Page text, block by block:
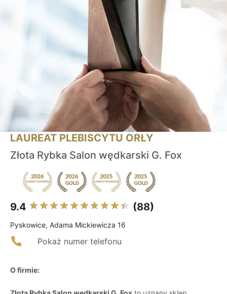
LAUREAT PLEBISCYTU ORŁY
Złota Rybka Salon wędkarski G. Fox
9.4 (88)
Pyskowice, Adama Mickiewicza 16
Pokaż numer telefonu
O firmie: